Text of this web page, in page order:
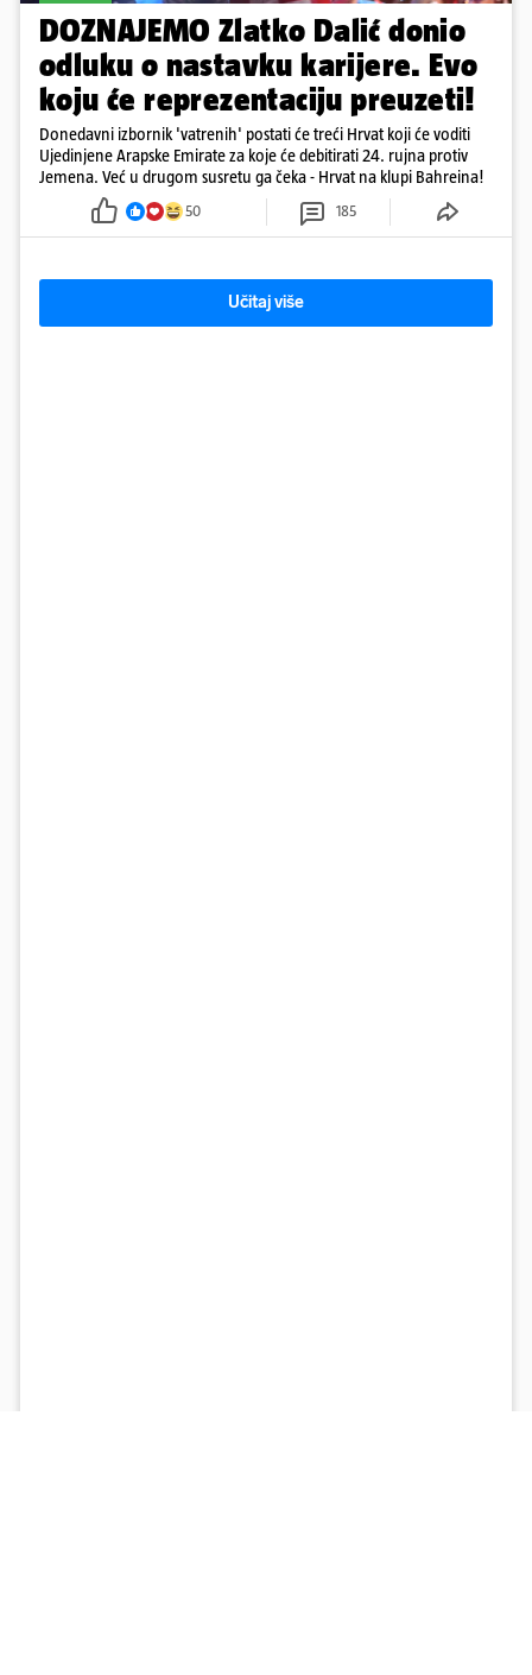
DOZNAJEMO Zlatko Dalić donio
odluku o nastavku karijere. Evo
koju će reprezentaciju preuzeti!
Donedavni izbornik 'vatrenih' postati će treći Hrvat koji će voditi
Ujedinjene Arapske Emirate za koje će debitirati 24. rujna protiv
Jemena. Već u drugom susretu ga čeka - Hrvat na klupi Bahreina!
50 185
Učitaj više